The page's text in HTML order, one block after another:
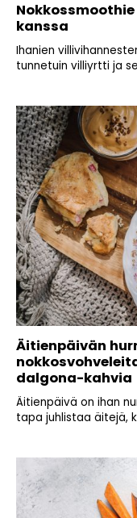
kanssa
Ihanien
tunnetuin villiyrtti ja
Äitienpäivän
dalgona-kahvia
Äitienpäivä on ihan
tapa juhlistaa äitejä,